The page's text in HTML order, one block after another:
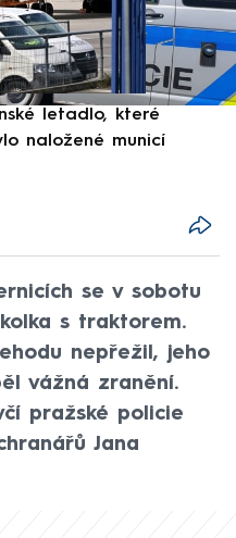
letadlo, které
naložené municí
se v sobotu
s traktorem.
nepřežil, jeho
vážná zranění.
pražské policie
Jana